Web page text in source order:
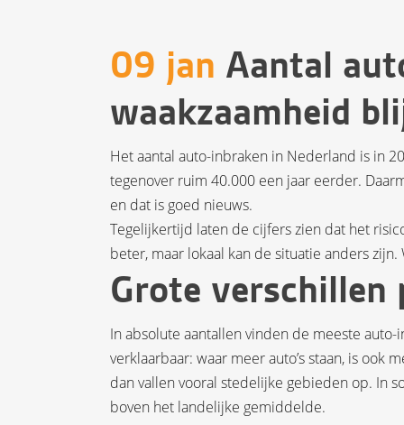
09 jan Aantal
waakzaamheid
Het aantal auto-inbraken in Nederland is in
tegenover ruim 40.000 een jaar eerder.
en dat is goed nieuws.
Tegelijkertijd laten de cijfers zien dat het
beter, maar lokaal kan de situatie anders
Grote verschillen
In absolute aantallen vinden de meeste
verklaarbaar: waar meer auto’s staan, is ook
dan vallen vooral stedelijke gebieden op. In
boven het landelijke gemiddelde.